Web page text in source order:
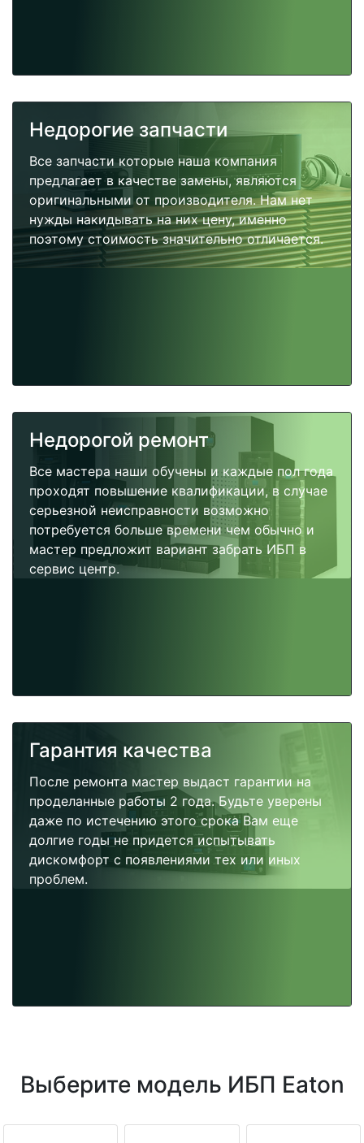
Недорогие запчасти
Все запчасти которые наша компания
предлагает в качестве замены, являются
оригинальными от производителя. Нам нет
нужды накидывать на них цену, именно
поэтому стоимость значительно отличается.
Недорогой ремонт
Все мастера наши обучены и каждые пол года
проходят повышение квалификации, в случае
серьезной неисправности возможно
потребуется больше времени чем обычно и
мастер предложит вариант забрать ИБП в
сервис центр.
Гарантия качества
После ремонта мастер выдаст гарантии на
проделанные работы 2 года. Будьте уверены
даже по истечению этого срока Вам еще
долгие годы не придется испытывать
дискомфорт с появлениями тех или иных
проблем.
Выберите модель ИБП Eaton